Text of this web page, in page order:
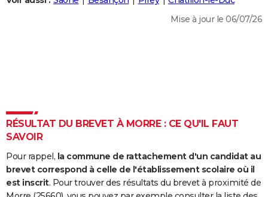
DICTIONNAIRE
Dictionnaire
Biographies
Citations
Expressions
Proverbes
PROGRAMME TV
COPAINS D'AVANT
S'inscrire
Se connecter
Lycées
Collèges
Primaires
Universités
Entreprises
Service militaire
Avis de recherche
AVIS DE DÉCÈS
Mise à jour le 06/07/26
RÉSULTAT DU BREVET À MORRE : CE QU'IL FAUT
SAVOIR
Pour rappel, la commune de rattachement d'un candidat au
brevet correspond à celle de l'établissement scolaire où il
est inscrit. Pour trouver des résultats du brevet à proximité de